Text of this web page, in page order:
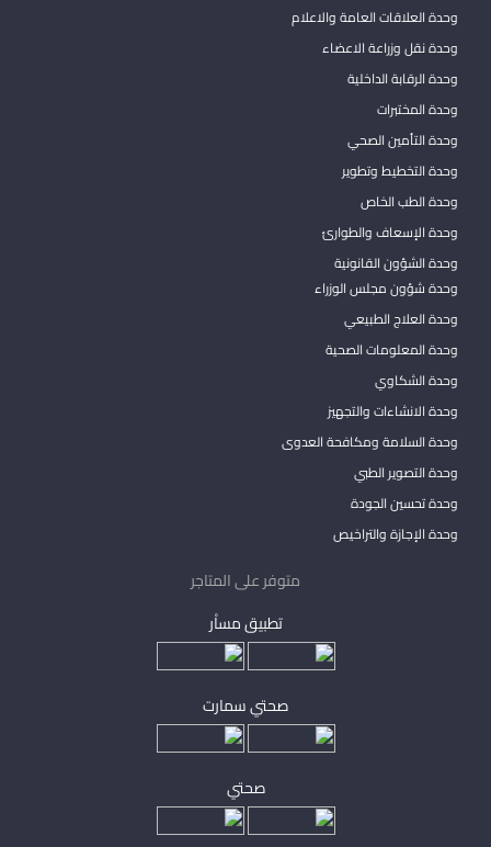
وحدة العلاقات العامة والاعلام
وحدة نقل وزراعة الاعضاء
وحدة الرقابة الداخلية
وحدة المختبرات
وحدة التأمين الصحي
وحدة التخطيط وتطوير
وحدة الطب الخاص
وحدة الإسعاف والطوارئ
وحدة الشؤون القانونية
وحدة شؤون مجلس الوزراء
وحدة العلاج الطبيعي
وحدة المعلومات الصحية
وحدة الشكاوي
وحدة الانشاءات والتجهيز
وحدة السلامة ومكافحة العدوى
وحدة التصوير الطبي
وحدة تحسين الجودة
وحدة الإجازة والتراخيص
متوفر على المتاجر
تطبيق مساْر
صحتي سمارت
صحتي